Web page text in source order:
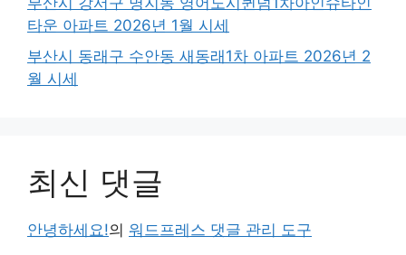
타운 아파트 2026년 1월 시세
부산시 동래구 수안동 새동래1차 아파트 2026년 2
월 시세
최신 댓글
안녕하세요!의 워드프레스 댓글 관리 도구